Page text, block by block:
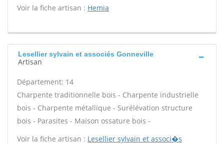
Voir la fiche artisan : Hemia
Lesellier sylvain et associés Gonneville
Artisan
Département: 14
Charpente traditionnelle bois - Charpente industrielle
bois - Charpente métallique - Surélévation structure
bois - Parasites - Maison ossature bois -
Voir la fiche artisan : Lesellier sylvain et associ�s